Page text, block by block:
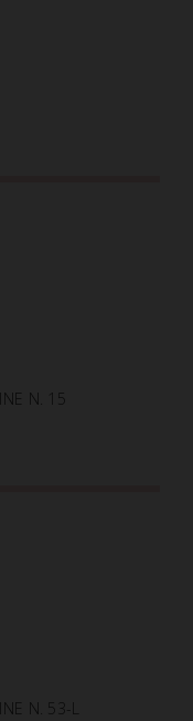
N. 15
N. 53-L